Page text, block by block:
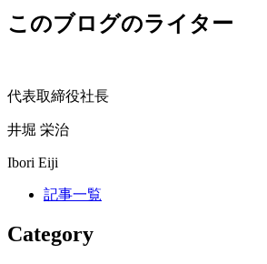
このブログのライター
代表取締役社長
井堀 栄治
Ibori Eiji
記事一覧
Category